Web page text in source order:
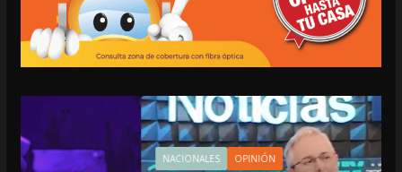
NACIONALES OPINIÓN